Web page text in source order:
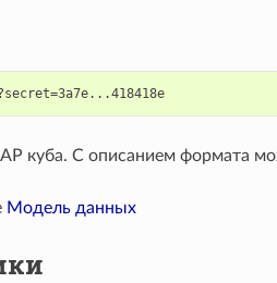
https://[HOST]/analytics/model/?secret=3a7e...418418e
куба. С описанием формата
Модель данных